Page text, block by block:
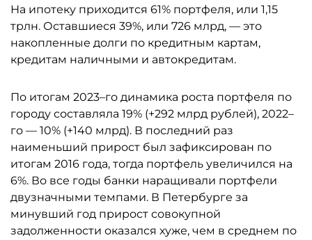
На ипотеку приходится 61% портфеля, или 1,15
трлн. Оставшиеся 39%, или 726 млрд, — это
накопленные долги по кредитным картам,
кредитам наличными и автокредитам.
По итогам 2023–го динамика роста портфеля по
городу составляла 19% (+292 млрд рублей), 2022–
го — 10% (+140 млрд). В последний раз
наименьший прирост был зафиксирован по
итогам 2016 года, тогда портфель увеличился на
6%. Во все годы банки наращивали портфели
двузначными темпами. В Петербурге за
минувший год прирост совокупной
задолженности оказался хуже, чем в среднем по